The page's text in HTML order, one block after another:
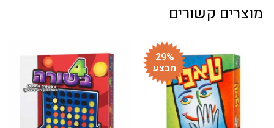
מוצרים קשורים
29%
מבצע